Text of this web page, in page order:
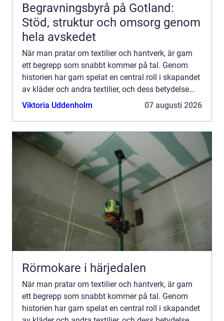
Begravningsbyrå på Gotland:
Stöd, struktur och omsorg genom
hela avskedet
När man pratar om textilier och hantverk, är garn
ett begrepp som snabbt kommer på tal. Genom
historien har garn spelat en central roll i skapandet
av kläder och andra textilier, och dess betydelse
kvarstår än idag. De...
Viktoria Uddenholm 07 augusti 2026
Rörmokare i härjedalen
När man pratar om textilier och hantverk, är garn
ett begrepp som snabbt kommer på tal. Genom
historien har garn spelat en central roll i skapandet